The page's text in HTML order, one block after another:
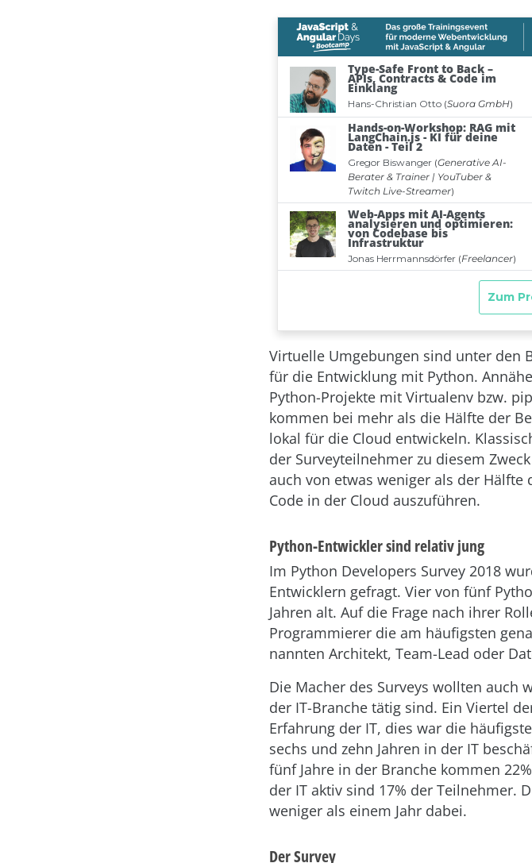
Virtuelle Umgebungen sind unter den
für die Entwicklung mit Python.
Python-Projekte mit Virtualenv bzw.
kommen bei mehr als die Hälfte der
lokal für die Cloud entwickeln.
der Surveyteilnehmer zu diesem
auch von etwas weniger als der Hälfte
Code in der Cloud auszuführen.
Python-Entwickler sind relativ jung
Im Python Developers Survey 2018
Entwicklern gefragt. Vier von fünf
Jahren alt. Auf die Frage nach ihrer
Programmierer die am häufigsten
nannten Architekt, Team-Lead oder
Die Macher des Surveys wollten auch
der IT-Branche tätig sind. Ein Viertel
Erfahrung der IT, dies war die
sechs und zehn Jahren in der IT
fünf Jahre in der Branche kommen
der IT aktiv sind 17% der Teilnehmer.
weniger als einem Jahr dabei.
Der Survey